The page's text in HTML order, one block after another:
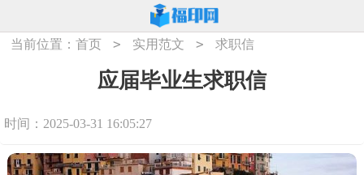
当前位置：首页 > 实用范文 > 求职信
应届毕业生求职信
时间：2025-03-31 16:05:27